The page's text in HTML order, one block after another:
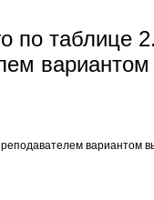
по таблице
вариантом